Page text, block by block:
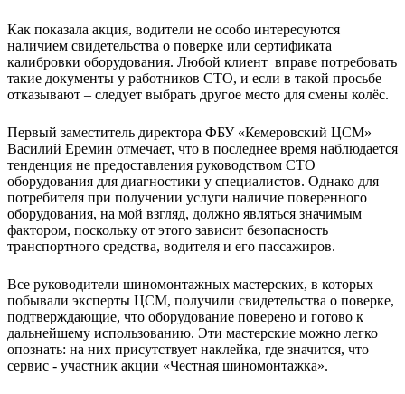
Как показала акция, водители не особо интересуются
наличием свидетельства о поверке или сертификата
калибровки оборудования. Любой клиент вправе потребовать
такие документы у работников СТО, и если в такой просьбе
отказывают – следует выбрать другое место для смены колёс.
Первый заместитель директора ФБУ «Кемеровский ЦСМ»
Василий Еремин отмечает, что в последнее время наблюдается
тенденция не предоставления руководством СТО
оборудования для диагностики у специалистов. Однако для
потребителя при получении услуги наличие поверенного
оборудования, на мой взгляд, должно являться значимым
фактором, поскольку от этого зависит безопасность
транспортного средства, водителя и его пассажиров.
Все руководители шиномонтажных мастерских, в которых
побывали эксперты ЦСМ, получили свидетельства о поверке,
подтверждающие, что оборудование поверено и готово к
дальнейшему использованию. Эти мастерские можно легко
опознать: на них присутствует наклейка, где значится, что
сервис - участник акции «Честная шиномонтажка».